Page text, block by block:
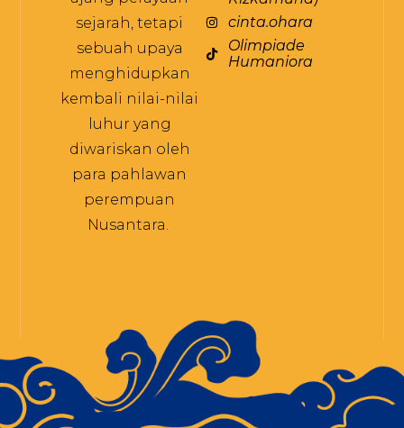
sejarah, tetapi
sebuah upaya
menghidupkan
kembali nilai-nilai
luhur yang
diwariskan oleh
para pahlawan
perempuan
Nusantara.
cinta.ohara
Olimpiade
Humaniora